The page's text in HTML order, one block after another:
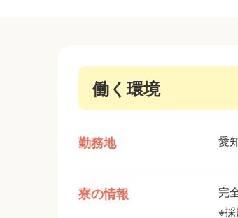
働く環境
勤務地 愛
寮の情報
完
※